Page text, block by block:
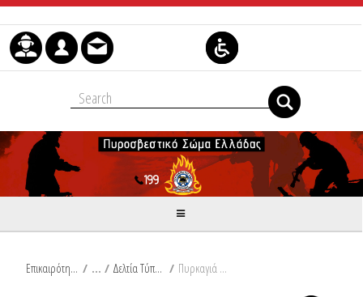
Μετάβαση στο περιεχόμενο
Επικαιρότητα / Δελτία Τύπου / Πυρκαγιά σε αγροτική αποθήκη στην Σητεία Κρήτης